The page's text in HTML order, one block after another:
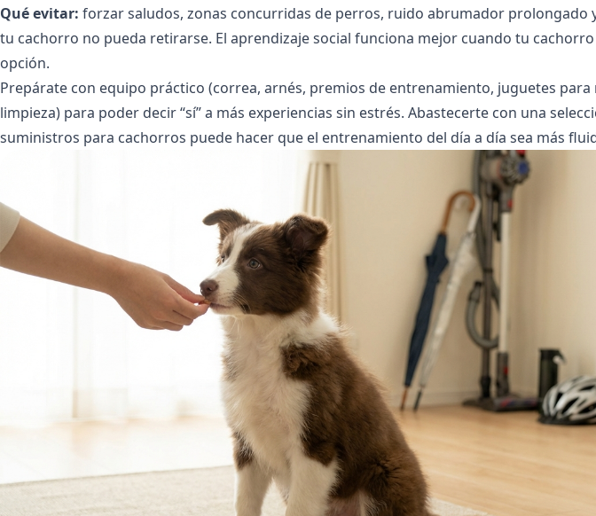
Qué evitar: forzar saludos, zonas concurridas de perros, ruido abrumador prolongado
tu cachorro no pueda retirarse. El aprendizaje social funciona mejor cuando tu
opción.
Prepárate con equipo práctico (correa, arnés, premios de entrenamiento, juguetes
limpieza) para poder decir “sí” a más experiencias sin estrés. Abastecerte con una
suministros para cachorros puede hacer que el entrenamiento del día a día sea más